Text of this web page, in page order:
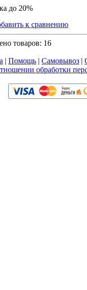
до 20%
к сравнению
товаров: 16
| Помощь | Самовывоз |
обработки